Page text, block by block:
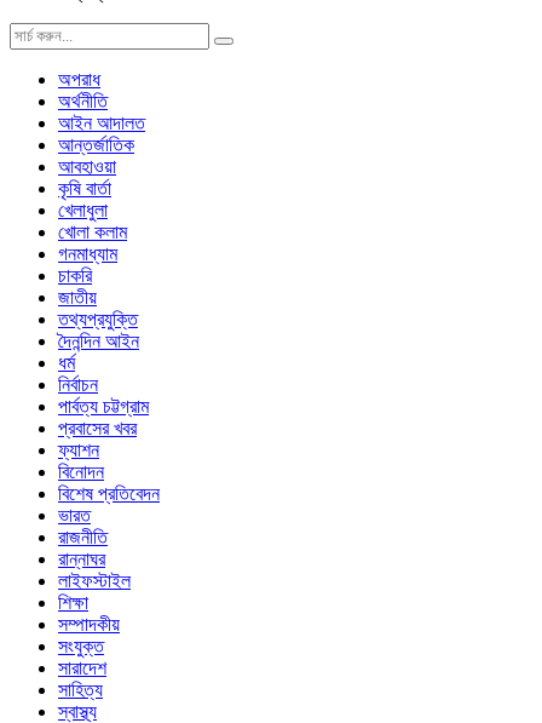
অপরাধ
অর্থনীতি
আইন আদালত
আন্তর্জাতিক
আবহাওয়া
কৃষি বার্তা
খেলাধুলা
খোলা কলাম
গনমাধ্যাম
চাকরি
জাতীয়
তথ্যপ্রযুক্তি
দৈনন্দিন আইন
ধর্ম
নির্বাচন
পার্বত্য চট্টগ্রাম
প্রবাসের খবর
ফ্যাশন
বিনোদন
বিশেষ প্রতিবেদন
ভারত
রাজনীতি
রান্নাঘর
লাইফস্টাইল
শিক্ষা
সম্পাদকীয়
সংযুক্ত
সারাদেশ
সাহিত্য
স্বাস্থ্য